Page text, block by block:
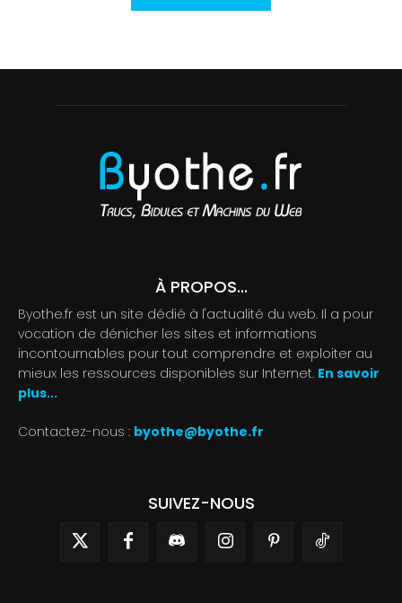
À PROPOS...
Byothe.fr est un site dédié à l'actualité du web. Il a pour
vocation de dénicher les sites et informations
incontournables pour tout comprendre et exploiter au
mieux les ressources disponibles sur Internet. En savoir
plus...
Contactez-nous : byothe@byothe.fr
SUIVEZ-NOUS